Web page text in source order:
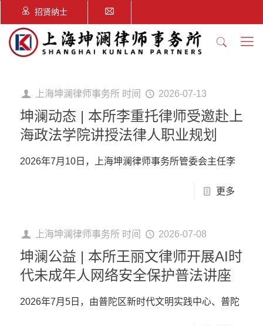
招贤纳士
上海坤澜律师事务所 时间 2026-07-13
坤澜动态 | 本所李重托律师受邀赴上
海政法学院讲授法律人职业规划
2026年7月10日，上海坤澜律师事务所管委会主任李
更多
上海坤澜律师事务所 时间 2026-07-08
坤澜公益 | 本所王丽文律师开展AI时
代未成年人网络安全保护普法讲座
2026年7月5日，由普陀区新时代文明实践中心、普陀